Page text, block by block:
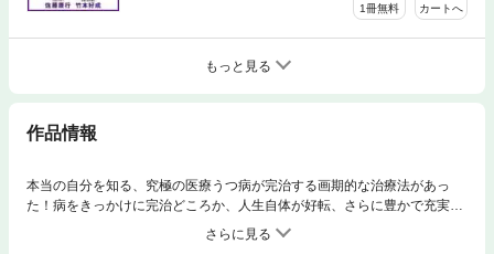
1冊無料 カートへ
もっと見る
作品情報
本当の自分を知る、究極の医療うつ病が完治する画期的な治療法があっ
た！病をきっかけに完治どころか、人生自体が好転、さらに豊かで充実し
た人生を手に入れた方の実例を紹介。「心の再生」に注目したこれからの
医療についても、わかりやすく解説。